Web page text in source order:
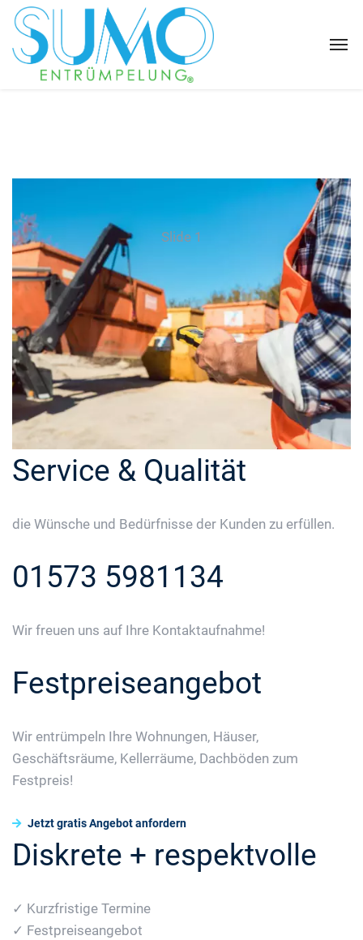
Slide 1
Service & Qualität
die Wünsche und Bedürfnisse der Kunden zu erfüllen.
01573 5981134
Wir freuen uns auf Ihre Kontaktaufnahme!
Festpreiseangebot
Wir entrümpeln Ihre Wohnungen, Häuser,
Geschäftsräume, Kellerräume, Dachböden zum
Festpreis!
Jetzt gratis Angebot anfordern
Diskrete + respektvolle
✓ Kurzfristige Termine
✓ Festpreiseangebot